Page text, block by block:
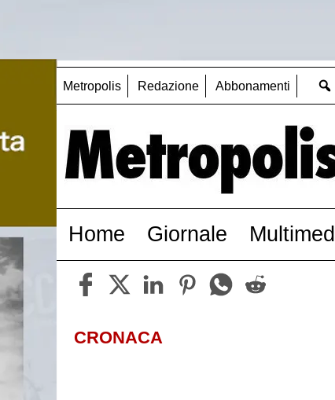
Metropolis Redazione Abbonamenti
Home Giornale
CRONACA